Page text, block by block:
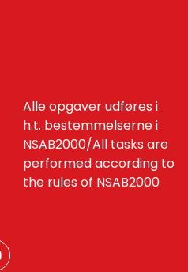
Alle opgaver udføres i
h.t. bestemmelserne i
NSAB2000/All tasks are
performed according to
the rules of NSAB2000